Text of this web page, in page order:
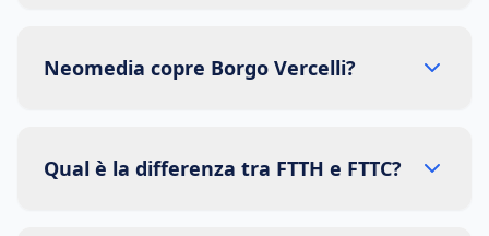
Neomedia copre Borgo Vercelli?
Qual è la differenza tra FTTH e FTTC?